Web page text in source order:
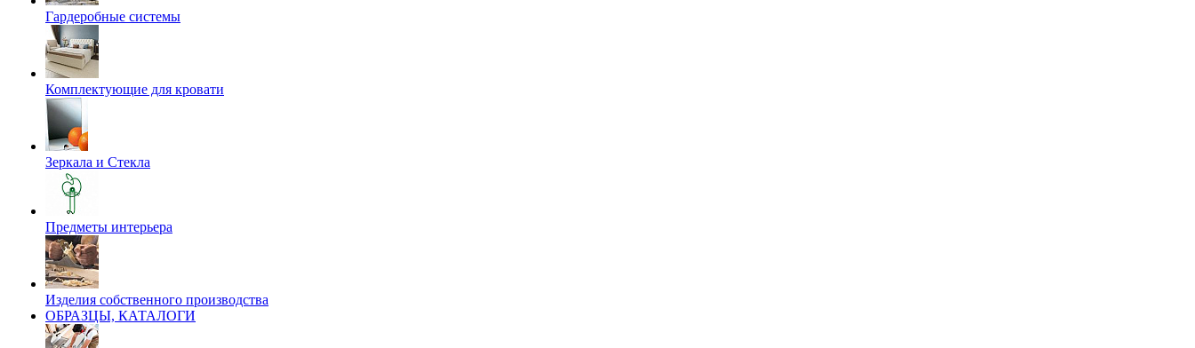
Гардеробные системы
Комплектующие для кровати
Зеркала и Стекла
Предметы интерьера
Изделия собственного производства
ОБРАЗЦЫ, КАТАЛОГИ